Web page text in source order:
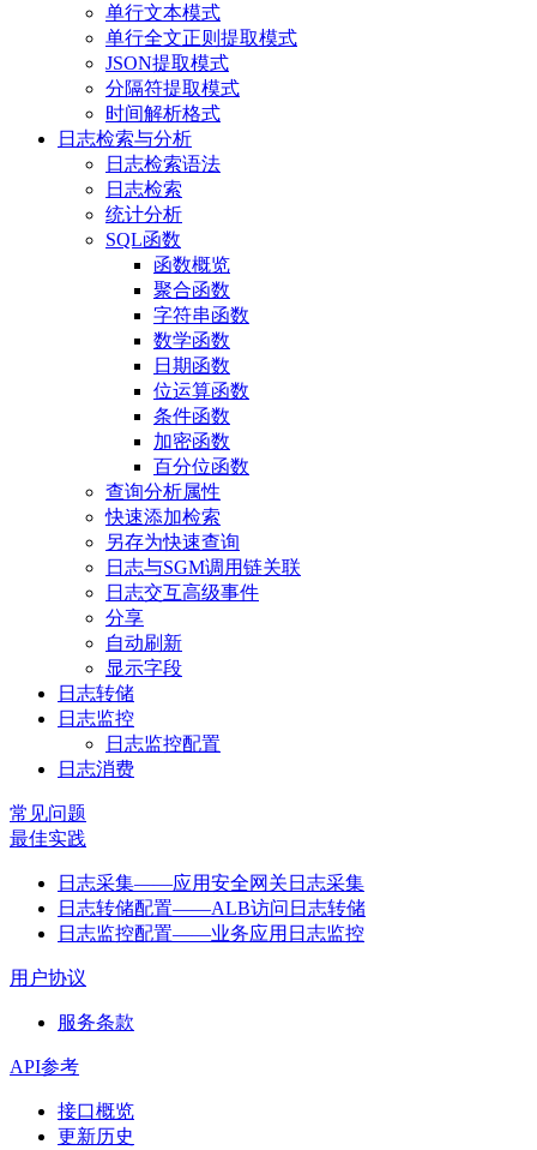
单行文本模式
单行全文正则提取模式
JSON提取模式
分隔符提取模式
时间解析格式
日志检索与分析
日志检索语法
日志检索
统计分析
SQL函数
函数概览
聚合函数
字符串函数
数学函数
日期函数
位运算函数
条件函数
加密函数
百分位函数
查询分析属性
快速添加检索
另存为快速查询
日志与SGM调用链关联
日志交互高级事件
分享
自动刷新
显示字段
日志转储
日志监控
日志监控配置
日志消费
常见问题
最佳实践
日志采集——应用安全网关日志采集
日志转储配置——ALB访问日志转储
日志监控配置——业务应用日志监控
用户协议
服务条款
API参考
接口概览
更新历史